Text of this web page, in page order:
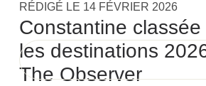
RÉDIGÉ LE 14 FÉVRIER 2026
Constantine classée
les destinations
The Observer